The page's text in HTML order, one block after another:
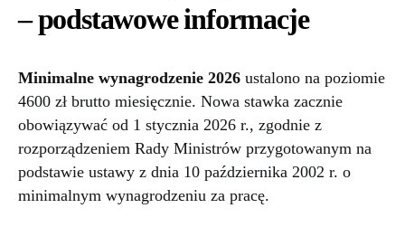
– podstawowe informacje
Minimalne wynagrodzenie 2026 ustalono na poziomie
4600 zł brutto miesięcznie. Nowa stawka zacznie
obowiązywać od 1 stycznia 2026 r., zgodnie z
rozporządzeniem Rady Ministrów przygotowanym na
podstawie ustawy z dnia 10 października 2002 r. o
minimalnym wynagrodzeniu za pracę.